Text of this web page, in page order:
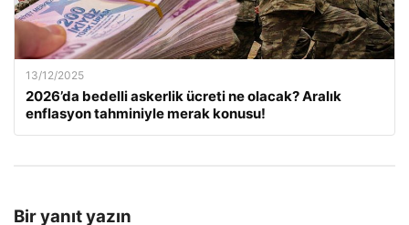
13/12/2025
2026’da bedelli askerlik ücreti ne olacak? Aralık
enflasyon tahminiyle merak konusu!
Bir yanıt yazın